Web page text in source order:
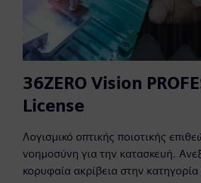
36ZERO Vision
License
Λογισμικό οπτικής ποιοτικής
νοημοσύνη για την κατασκευή.
κορυφαία ακρίβεια στην κατηγορία